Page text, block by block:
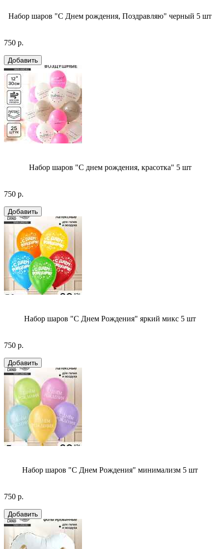
Набор шаров "С Днем рождения, Поздравляю" черный 5 шт
750 р.
Набор шаров "С днем рождения, красотка" 5 шт
750 р.
Набор шаров "С Днем Рождения" яркий микс 5 шт
750 р.
Набор шаров "С Днем Рождения" минимализм 5 шт
750 р.